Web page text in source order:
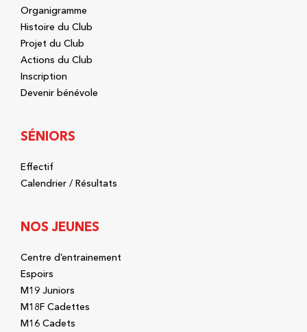
Organigramme
Histoire du Club
Projet du Club
Actions du Club
Inscription
Devenir bénévole
SÉNIORS
Effectif
Calendrier / Résultats
NOS JEUNES
Centre d’entrainement
Espoirs
M19 Juniors
M18F Cadettes
M16 Cadets